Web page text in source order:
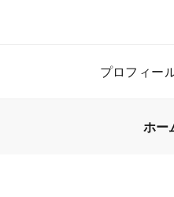
プロフィー
ホー